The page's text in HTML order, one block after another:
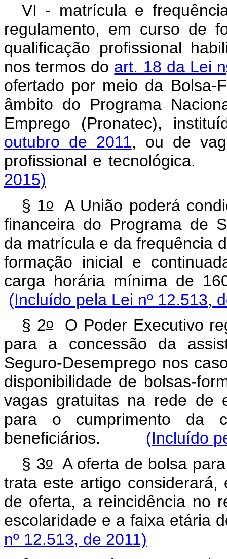
VI - matrícula e
regulamento, em curso de
qualificação profissional
nos termos do art. 18 da Lei n
ofertado por meio da Bolsa-
âmbito do Programa
Emprego (Pronatec),
outubro de 2011, ou de
profissional e
2015)
§ 1oA União poderá
financeira do Programa de
da matrícula e da frequência
formação inicial e
carga horária mínima
(Incluído pela Lei nº 12.513,
§ 2oO Poder Executivo
para a concessão da
Seguro-Desemprego nos
disponibilidade de bolsas-
vagas gratuitas na rede de
para o cumprimento da
beneficiários. (Incluído
§ 3oA oferta de bolsa para
trata este artigo
de oferta, a reincidência no
escolaridade e a faixa etária
nº 12.513, de 2011)